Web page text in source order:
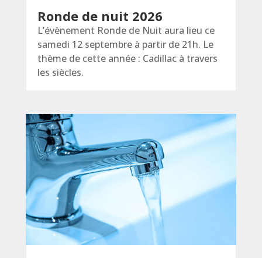
Ronde de nuit 2026
L’évènement Ronde de Nuit aura lieu ce
samedi 12 septembre à partir de 21h. Le
thème de cette année : Cadillac à travers
les siècles.